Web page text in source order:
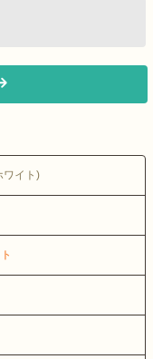
ワイト)